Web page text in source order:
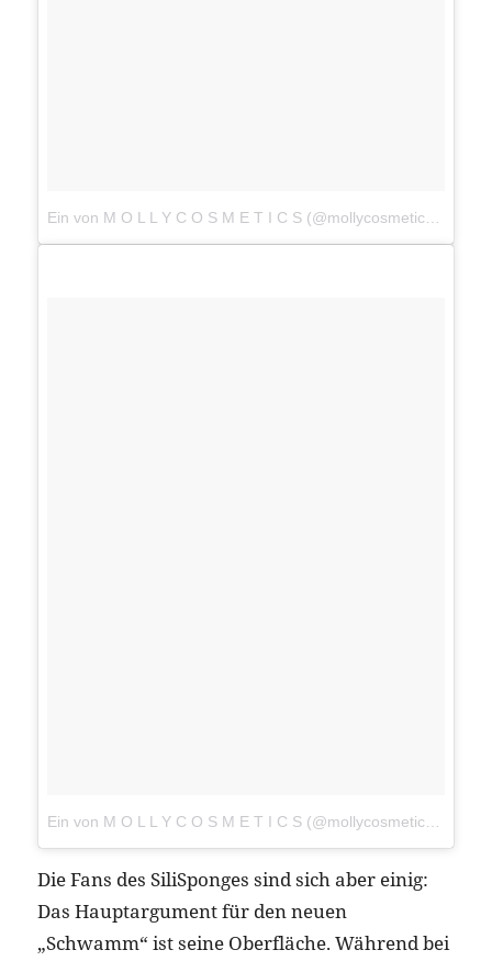
Ein von M O L L Y C O S M E T I C S (@mollycosmetics) gepostetes Video
Ein von M O L L Y C O S M E T I C S (@mollycosmetics) gepostetes Video
Die Fans des SiliSponges sind sich aber einig:
Das Hauptargument für den neuen
„Schwamm“ ist seine Oberfläche. Während bei